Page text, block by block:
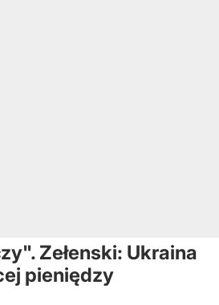
Zełenski: Ukraina
pieniędzy